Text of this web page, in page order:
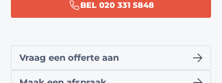
BEL 020 331 5848
Vraag een offerte aan